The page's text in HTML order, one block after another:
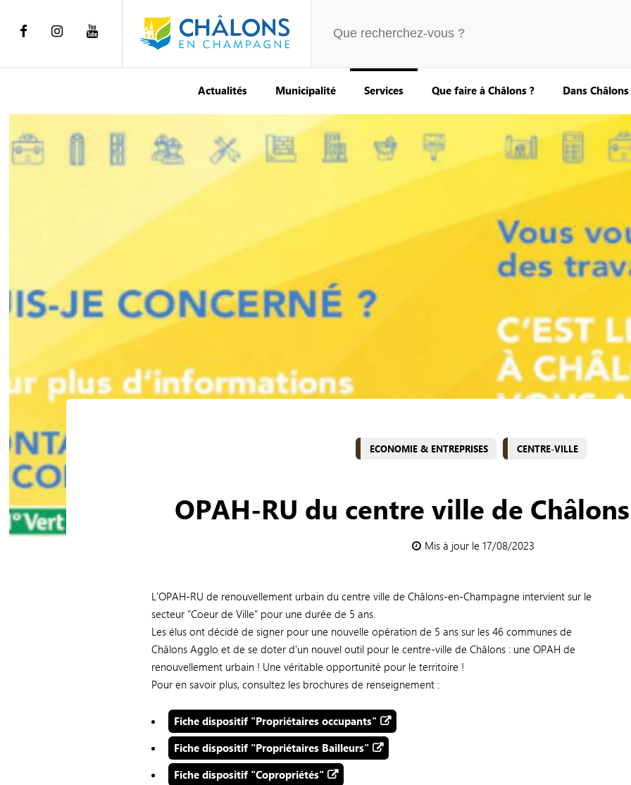
Actualités Municipalité Services Que faire à Châlons ? Dans Châlons
ECONOMIE & ENTREPRISES CENTRE-VILLE
OPAH-RU du centre ville de
Mis à jour le 17/08/2023
L'OPAH-RU de renouvellement urbain du centre ville de Châlons-en-Champagne intervient sur le
secteur "Coeur de Ville" pour une durée de 5 ans.
Les élus ont décidé de signer pour une nouvelle opération de 5 ans sur les 46 communes de
Châlons Agglo et de se doter d'un nouvel outil pour le centre-ville de Châlons : une OPAH de
renouvellement urbain ! Une véritable opportunité pour le territoire !
Pour en savoir plus, consultez les brochures de renseignement :
Fiche dispositif "Propriétaires occupants"
Fiche dispositif "Propriétaires Bailleurs"
Fiche dispositif "Copropriétés"